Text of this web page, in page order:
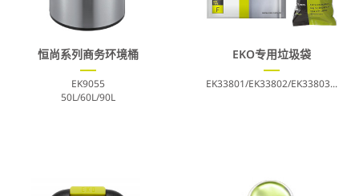
恒尚系列商务环境桶
EK9055
50L/60L/90L
EKO专用垃圾袋
EK33801/EK33802/EK33803...